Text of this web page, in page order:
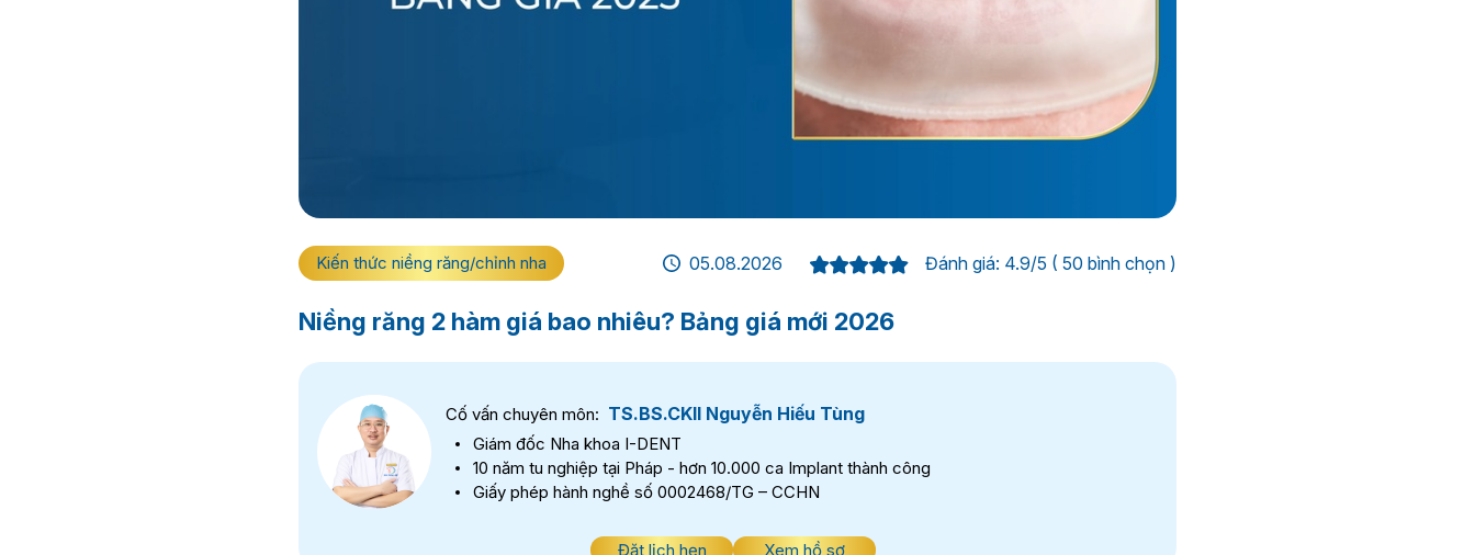
Kiến thức niềng răng/chỉnh nha 05.08.2026 Đánh giá: 4.9/5 ( 50 bình chọn )
Niềng răng 2 hàm giá bao nhiêu? Bảng giá mới 2026
Cố vấn chuyên môn: TS.BS.CKII Nguyễn Hiếu Tùng
Giám đốc Nha khoa I-DENT
10 năm tu nghiệp tại Pháp - hơn 10.000 ca Implant thành công
Giấy phép hành nghề số 0002468/TG – CCHN
Đặt lịch hẹn Xem hồ sơ